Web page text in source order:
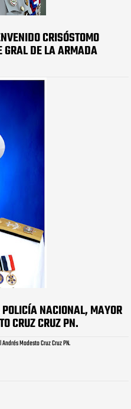
CRISÓSTOMO
DE LA ARMADA
NACIONAL, MAYOR
CRUZ CRUZ PN.